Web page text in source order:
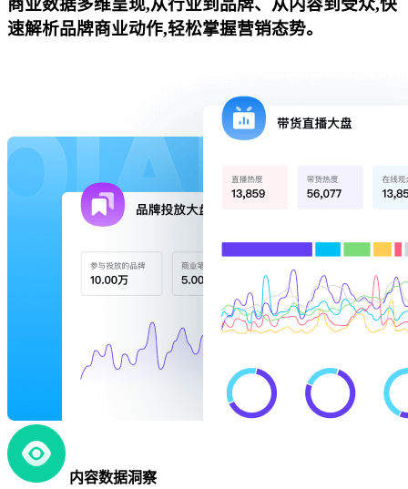
商业数据多维呈现,从行业到品牌、从内容到受众,快
速解析品牌商业动作,轻松掌握营销态势。
内容数据洞察